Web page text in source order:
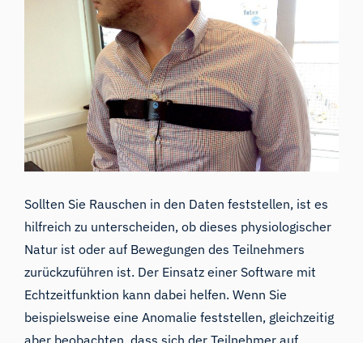
Sollten Sie Rauschen in den Daten feststellen, ist es
hilfreich zu unterscheiden, ob dieses physiologischer
Natur ist oder auf Bewegungen des Teilnehmers
zurückzuführen ist. Der Einsatz einer Software mit
Echtzeitfunktion kann dabei helfen. Wenn Sie
beispielsweise eine Anomalie feststellen, gleichzeitig
aber beobachten, dass sich der Teilnehmer auf